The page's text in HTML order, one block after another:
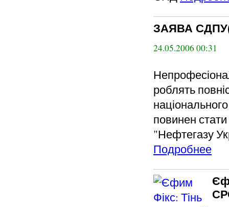
ЗАЯВА
24.05.2006 00:31
роблять
повинен
"Нефтегазу
Подробнее